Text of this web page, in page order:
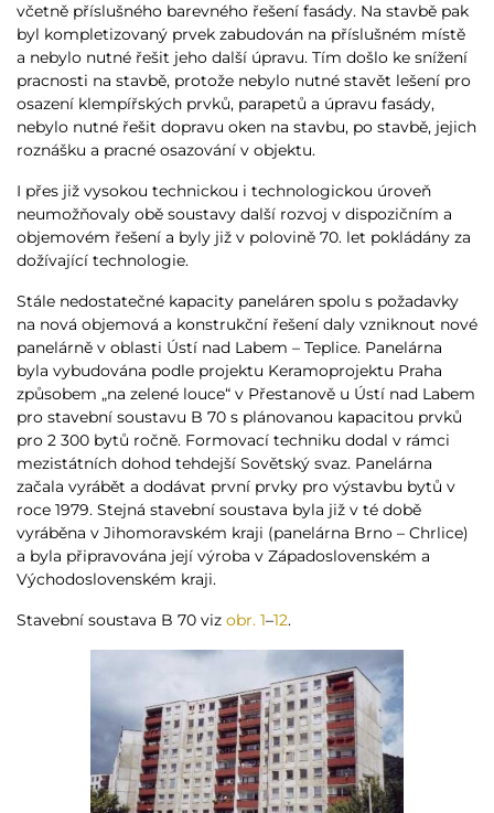
včetně příslušného barevného řešení fasády. Na stavbě pak
byl kompletizovaný prvek zabudován na příslušném místě
a nebylo nutné řešit jeho další úpravu. Tím došlo ke snížení
pracnosti na stavbě, protože nebylo nutné stavět lešení pro
osazení klempířských prvků, parapetů a úpravu fasády,
nebylo nutné řešit dopravu oken na stavbu, po stavbě, jejich
roznášku a pracné osazování v objektu.
I přes již vysokou technickou i technologickou úroveň
neumožňovaly obě soustavy další rozvoj v dispozičním a
objemovém řešení a byly již v polovině 70. let pokládány za
dožívající technologie.
Stále nedostatečné kapacity paneláren spolu s požadavky
na nová objemová a konstrukční řešení daly vzniknout nové
panelárně v oblasti Ústí nad Labem – Teplice. Panelárna
byla vybudována podle projektu Keramoprojektu Praha
způsobem „na zelené louce“ v Přestanově u Ústí nad Labem
pro stavební soustavu B 70 s plánovanou kapacitou prvků
pro 2 300 bytů ročně. Formovací techniku dodal v rámci
mezistátních dohod tehdejší Sovětský svaz. Panelárna
začala vyrábět a dodávat první prvky pro výstavbu bytů v
roce 1979. Stejná stavební soustava byla již v té době
vyráběna v Jihomoravském kraji (panelárna Brno – Chrlice)
a byla připravována její výroba v Západoslovenském a
Východoslovenském kraji.
Stavební soustava B 70 viz obr. 1–12.